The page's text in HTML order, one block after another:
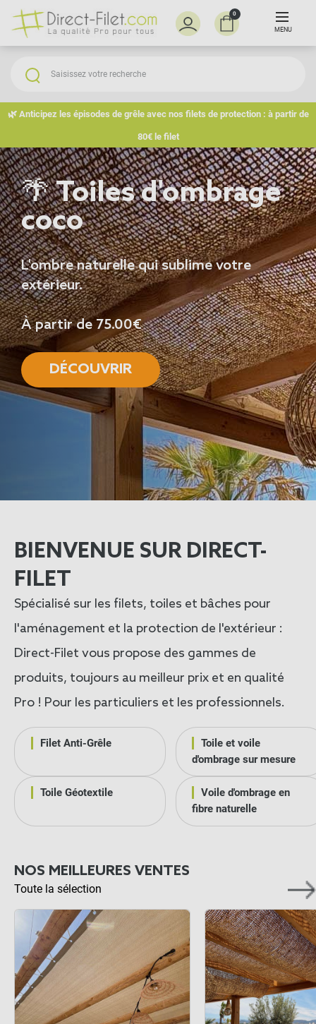
0
MENU
🌿 Anticipez les épisodes de grêle avec nos filets de protection : à partir de
80€ le filet
🌴 Toiles d'ombrage
coco
L'ombre naturelle qui sublime votre
extérieur.
À partir de 75.00€
DÉCOUVRIR
BIENVENUE SUR DIRECT-
FILET
Spécialisé sur les filets, toiles et bâches pour
l'aménagement et la protection de l'extérieur :
Direct-Filet vous propose des gammes de
produits, toujours au meilleur prix et en qualité
Pro ! Pour les particuliers et les professionnels.
Filet Anti-Grêle
Toile et voile
d'ombrage sur mesure
Toile Géotextile
Voile d'ombrage en
fibre naturelle
NOS MEILLEURES VENTES
Toute la sélection